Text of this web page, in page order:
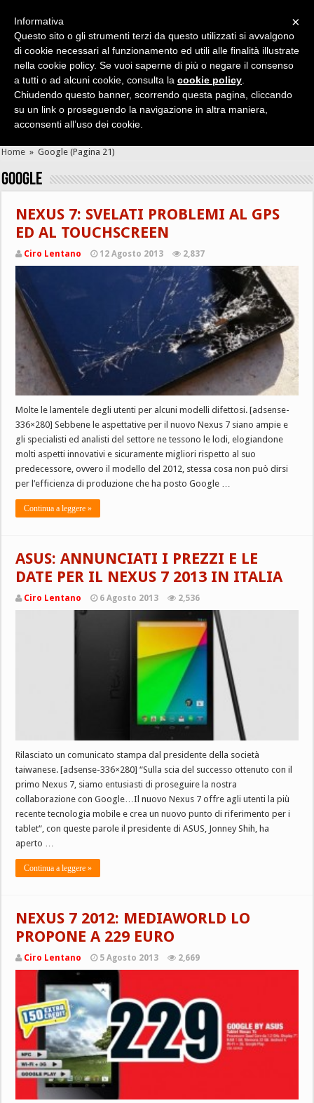
Cerca velocemente news, recensioni, guide, app, giochi ...
Home » Google (Pagina 21)
Google
NEXUS 7: SVELATI PROBLEMI AL GPS
ED AL TOUCHSCREEN
Ciro Lentano 12 Agosto 2013 2,837
Molte le lamentele degli utenti per alcuni modelli difettosi. [adsense-
336×280] Sebbene le aspettative per il nuovo Nexus 7 siano ampie e
gli specialisti ed analisti del settore ne tessono le lodi, elogiandone
molti aspetti innovativi e sicuramente migliori rispetto al suo
predecessore, ovvero il modello del 2012, stessa cosa non può dirsi
per l’efficienza di produzione che ha posto Google …
Continua a leggere »
ASUS: ANNUNCIATI I PREZZI E LE
DATE PER IL NEXUS 7 2013 IN ITALIA
Ciro Lentano 6 Agosto 2013 2,536
Rilasciato un comunicato stampa dal presidente della società
taiwanese. [adsense-336×280] “Sulla scia del successo ottenuto con il
primo Nexus 7, siamo entusiasti di proseguire la nostra
collaborazione con Google…Il nuovo Nexus 7 offre agli utenti la più
recente tecnologia mobile e crea un nuovo punto di riferimento per i
tablet“, con queste parole il presidente di ASUS, Jonney Shih, ha
aperto …
Continua a leggere »
NEXUS 7 2012: MEDIAWORLD LO
PROPONE A 229 EURO
Ciro Lentano 5 Agosto 2013 2,669
×
Informativa
Questo sito o gli strumenti terzi da questo utilizzati si avvalgono
di cookie necessari al funzionamento ed utili alle finalità illustrate
nella cookie policy. Se vuoi saperne di più o negare il consenso
a tutti o ad alcuni cookie, consulta la cookie policy
Chiudendo questo banner, scorrendo questa pagina, cliccando
su un link o proseguendo la navigazione in altra maniera,
acconsenti all’uso dei cookie.